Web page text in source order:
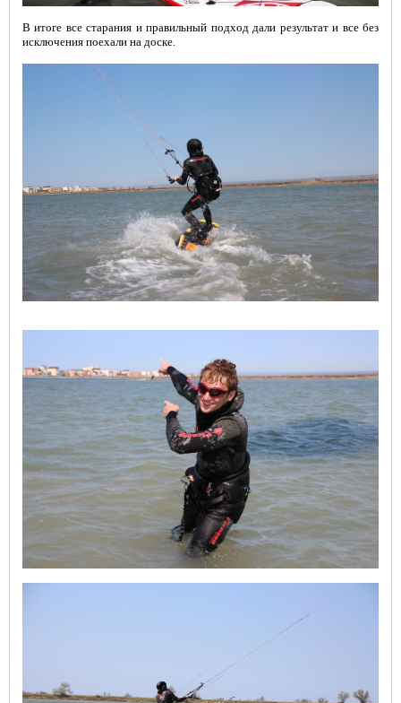
В итоге все старания и правильный подход дали результат и все без
исключения поехали на доске.